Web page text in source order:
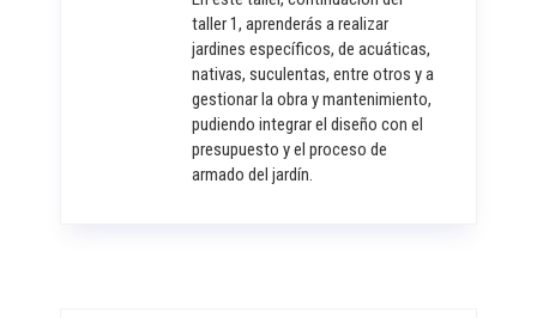
taller 1, aprenderás a realizar
jardines específicos, de acuáticas,
nativas, suculentas, entre otros y a
gestionar la obra y mantenimiento,
pudiendo integrar el diseño con el
presupuesto y el proceso de
armado del jardín.